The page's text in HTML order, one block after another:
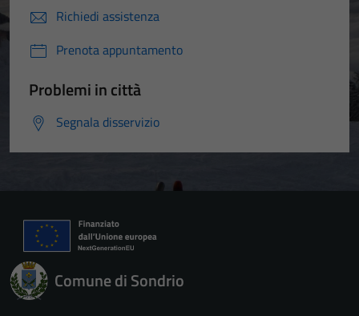
Richiedi assistenza
Prenota appuntamento
Problemi in città
Segnala disservizio
Comune di Sondrio